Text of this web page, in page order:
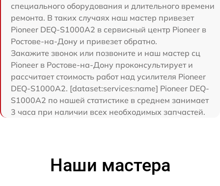
специального оборудования и длительного времени
ремонта. В таких случаях наш мастер привезет
Pioneer DEQ-S1000A2 в сервисный центр Pioneer в
Ростове-на-Дону и привезет обратно.
Закажите звонок или позвоните и наш мастер сц
Pioneer в Ростове-на-Дону проконсультирует и
рассчитает стоимость работ над усилителя Pioneer
DEQ-S1000A2. [dataset:services:name] Pioneer DEQ-
S1000A2 по нашей статистике в среднем занимает
3 часа при наличии всех необходимых запчастей.
Наши мастера